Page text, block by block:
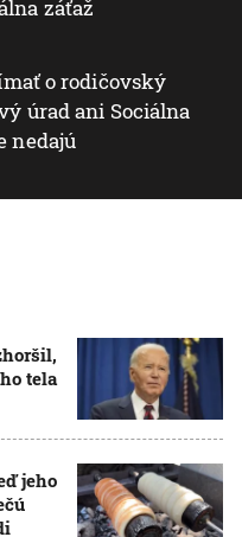
záťaž
o rodičovský
úrad ani Sociálna
nedajú
tela
jeho